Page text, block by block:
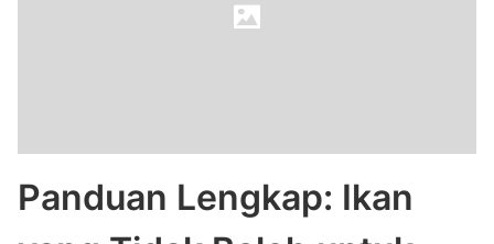
Panduan Lengkap: Ikan